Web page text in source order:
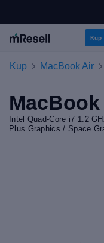
Kup
Kup MacBook Air
MacBook
Intel Quad-Core i7 1.2
Plus Graphics / Space